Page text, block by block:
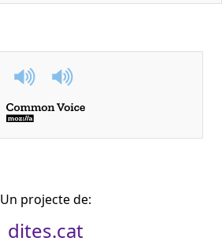
Un projecte de:
dites.cat